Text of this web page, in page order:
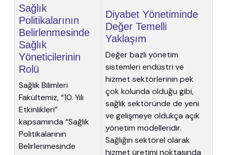
Sağlık
Politikalarının
Belirlenmesinde
Sağlık
Yöneticilerinin
Rolü
Sağlık Bilimleri
Fakültemiz, “10. Yılı
Etkinlikleri”
kapsamında “Sağlık
Politikalarının
Belirlenmesinde
Diyabet Yönetiminde
Değer Temelli
Yaklaşım
Değer bazlı yönetim
sistemleri endüstri ve
hizmet sektörlerinin pek
çok kolunda olduğu gibi,
sağlık sektöründe de yeni
ve gelişmeye oldukça açık
yönetim modelleridir.
Sağlığın sektörel olarak
hizmet üretimi noktasında